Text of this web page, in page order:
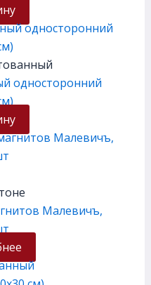
односторонний
Малевичъ,